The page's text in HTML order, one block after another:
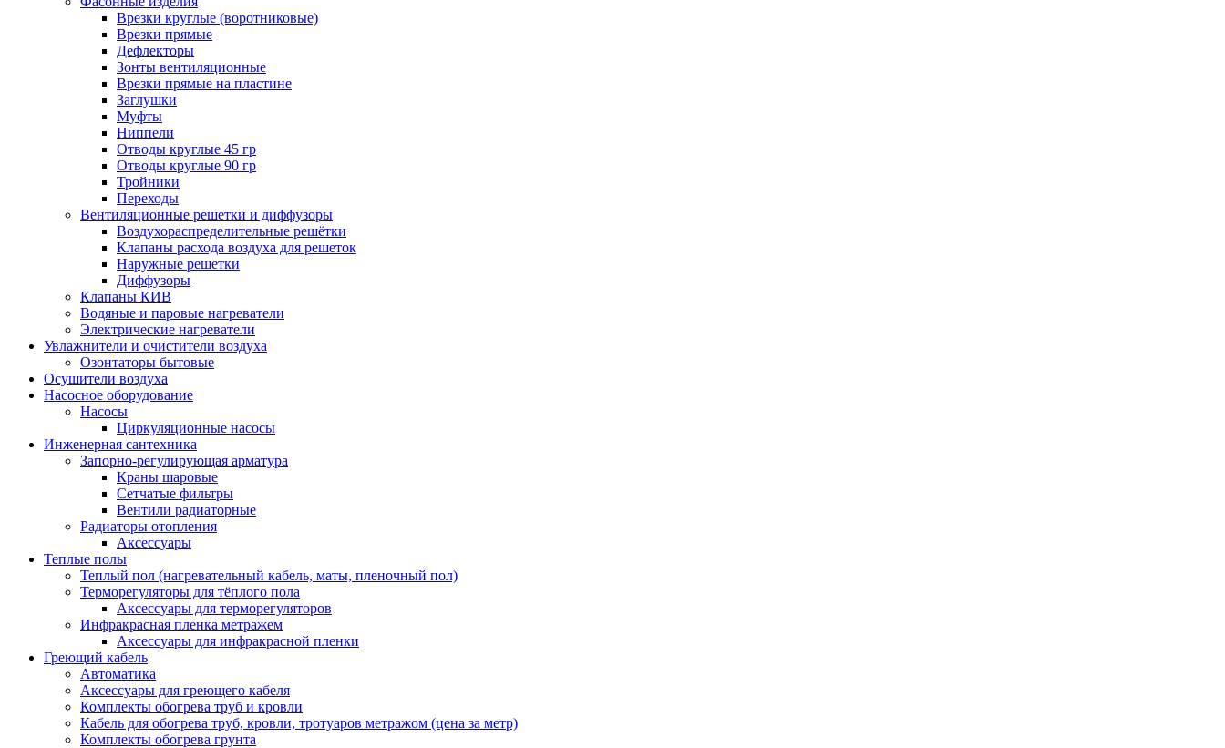
Врезки круглые (воротниковые)
Врезки прямые
Дефлекторы
Зонты вентиляционные
Врезки прямые на пластине
Заглушки
Муфты
Ниппели
Отводы круглые 45 гр
Отводы круглые 90 гр
Тройники
Переходы
Вентиляционные решетки и диффузоры
Воздухораспределительные решётки
Клапаны расхода воздуха для решеток
Наружные решетки
Диффузоры
Клапаны КИВ
Водяные и паровые нагреватели
Электрические нагреватели
Увлажнители и очистители воздуха
Озонтаторы бытовые
Осушители воздуха
Насосное оборудование
Насосы
Циркуляционные насосы
Инженерная сантехника
Запорно-регулирующая арматура
Краны шаровые
Сетчатые фильтры
Вентили радиаторные
Радиаторы отопления
Аксессуары
Теплые полы
Теплый пол (нагревательный кабель, маты, пленочный пол)
Терморегуляторы для тёплого пола
Аксессуары для терморегуляторов
Инфракрасная пленка метражем
Аксессуары для инфракрасной пленки
Греющий кабель
Автоматика
Аксессуары для греющего кабеля
Комплекты обогрева труб и кровли
Кабель для обогрева труб, кровли, тротуаров метражом (цена за метр)
Комплекты обогрева грунта